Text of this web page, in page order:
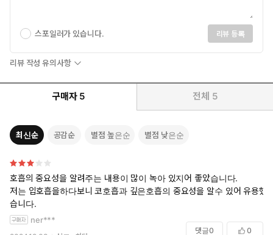
삶의 마지막 숨을 내뱉을 때까지,
호흡의 치유력을 최대한 이용하는 과학적 방법
★ 2020 아마존 베스트 사이언스 북
★ 2020 미국 공영 라디오 방송 최고의 책
스포일러가 있습니다. 리뷰 등록
리뷰 작성 유의사항
구매자 5 전체 5
최신순 공감순 별점 높은순 별점 낮은순
호흡의 중요성을 알려주는 내용이 많이 녹아 있지어 좋았습니다.
저는 입호흡을하다보니 코호흡과 깊은호흡의 중요성을 알수 있어 유용했
습니다.
ner***
댓글0 0